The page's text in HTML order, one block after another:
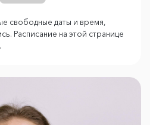
свободные даты и время,
Расписание на этой странице